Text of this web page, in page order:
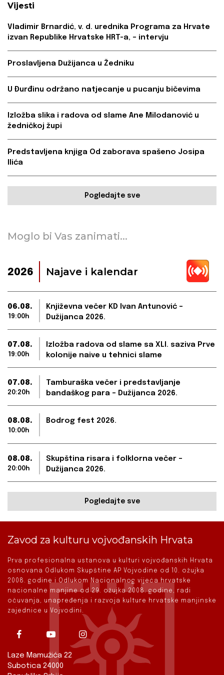
Vijesti
Vladimir Brnardić, v. d. urednika Programa za Hrvate
izvan Republike Hrvatske HRT-a, – intervju
Proslavljena Dužijanca u Žedniku
U Đurđinu održano natjecanje u pucanju bičevima
Izložba slika i radova od slame Ane Milodanović u
žedničkoj župi
Predstavljena knjiga Od zaborava spašeno Josipa
Ilića
Pogledajte sve
Moglo bi Vas zanimati...
2026 Najave i kalendar
06.08.
19:00h
Književna večer KD Ivan Antunović –
Dužijanca 2026.
07.08.
19:00h
Izložba radova od slame sa XLI. saziva Prve
kolonije naive u tehnici slame
07.08.
20:20h
Tamburaška večer i predstavljanje
bandaškog para – Dužijanca 2026.
08.08.
10:00h
Bodrog fest 2026.
08.08.
20:00h
Skupština risara i folklorna večer –
Dužijanca 2026.
Pogledajte sve
Zavod za kulturu vojvođanskih Hrvata
Prva profesionalna ustanova u kulturi vojvođanskih Hrvata
osnovana Odlukom Skupštine AP Vojvodine od 10. ožujka
2008. godine i Odlukom Nacionalnog vijeća hrvatske
nacionalne manjine od 29. ožujka 2008. godine, radi
očuvanja, unapređenja i razvoja kulture hrvatske manjinske
zajednice u Vojvodini.
Laze Mamužića 22
Subotica 24000